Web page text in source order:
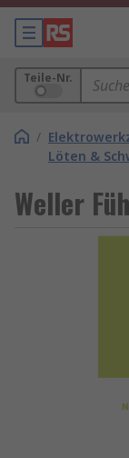
Teile-Nr.
/
Löten &
Weller